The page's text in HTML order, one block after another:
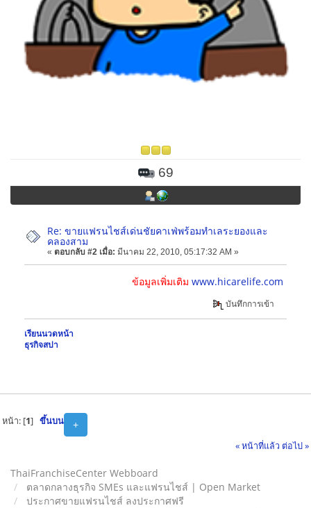
69
Re: ขายแฟรนไชส์เด่นชัยคาเฟ่พร้อมทำเลระยองและ
คลองสาม
« ตอบกลับ #2 เมื่อ: มีนาคม 22, 2010, 05:17:32 AM »
ข้อมูลเพิ่มเติมwww.hicarelife.com
บันทึกการเข้า
เรียนนวดหน้า
ธุรกิจสปา
+
หน้า: [1] ขึ้นบน
« หน้าที่แล้ว ต่อไป »
ThaiFranchiseCenter Webboard
ตลาดกลางธุรกิจ SMEs และแฟรนไชส์ | Open Market
ประกาศขายแฟรนไชส์ ลงประกาศฟรี